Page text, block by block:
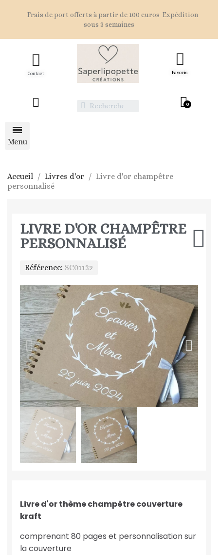
Frais de port offerts à partir de 100 euros Expédition
sous 3 semaines
Contact Favoris
Accueil Livres d'or
Livre d'or champêtre
personnalisé
LIVRE D'OR CHAMPÊTRE
PERSONNALISÉ
Référence SC01132
Livre d'or thème champêtre couverture
kraft
comprenant 80 pages et personnalisation sur
la couverture